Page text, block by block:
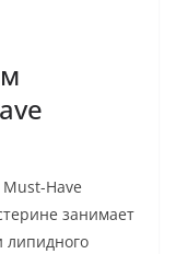
Have
занимает
липидного